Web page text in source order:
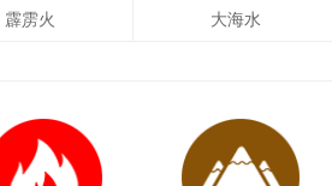
霹雳火 大海水